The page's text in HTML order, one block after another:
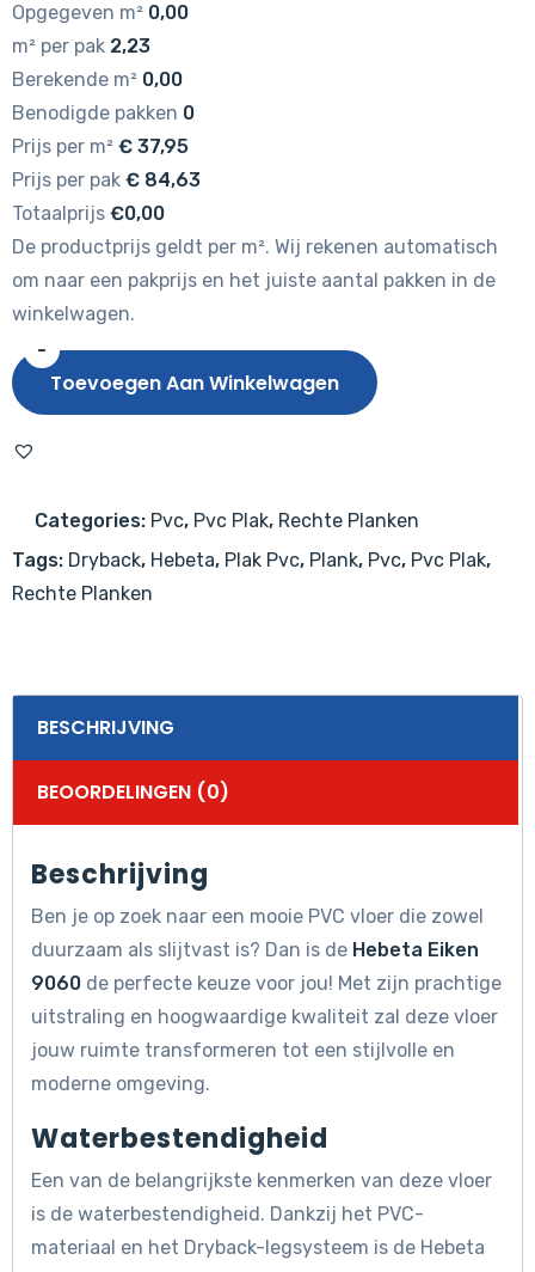
Opgegeven m² 0,00
m² per pak 2,23
Berekende m² 0,00
Benodigde pakken 0
Prijs per m² € 37,95
Prijs per pak € 84,63
Totaalprijs €0,00
De productprijs geldt per m². Wij rekenen automatisch
om naar een pakprijs en het juiste aantal pakken in de
winkelwagen.
-
Hebeta
Eiken
aantal
Toevoegen Aan Winkelwagen
Categories: Pvc, Pvc Plak, Rechte Planken
Tags: Dryback, Hebeta, Plak Pvc, Plank, Pvc, Pvc Plak,
Rechte Planken
BESCHRIJVING
BEOORDELINGEN (0)
Beschrijving
Ben je op zoek naar een mooie PVC vloer die zowel
duurzaam als slijtvast is? Dan is de Hebeta Eiken
9060 de perfecte keuze voor jou! Met zijn prachtige
uitstraling en hoogwaardige kwaliteit zal deze vloer
jouw ruimte transformeren tot een stijlvolle en
moderne omgeving.
Waterbestendigheid
Een van de belangrijkste kenmerken van deze vloer
is de waterbestendigheid. Dankzij het PVC-
materiaal en het Dryback-legsysteem is de Hebeta